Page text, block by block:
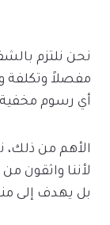
نحن نلتزم
مفصلاً وتكلفة
أي رسوم
الأهم من ذلك،
لأننا واثقون
بل يهدف إلى